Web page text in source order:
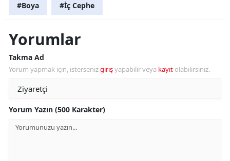
#Boya #İç Cephe
Yorumlar
Takma Ad
Yorum yapmak için, istersenizgirişyapabilir veya kayıt olabilirsiniz.
Yorum Yazın (500 Karakter)